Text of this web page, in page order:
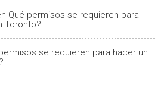
Qué permisos se requieren para
Toronto?
se requieren para hacer un